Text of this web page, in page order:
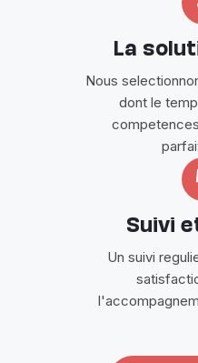
La
Nous
dont le
Suivi
Un suivi